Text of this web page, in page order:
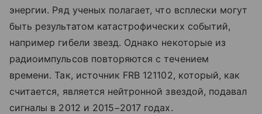
энергии. Ряд ученых полагает, что всплески могут
быть результатом катастрофических событий,
например гибели звезд. Однако некоторые из
радиоимпульсов повторяются с течением
времени. Так, источник FRB 121102, который, как
считается, является нейтронной звездой, подавал
сигналы в 2012 и 2015−2017 годах.